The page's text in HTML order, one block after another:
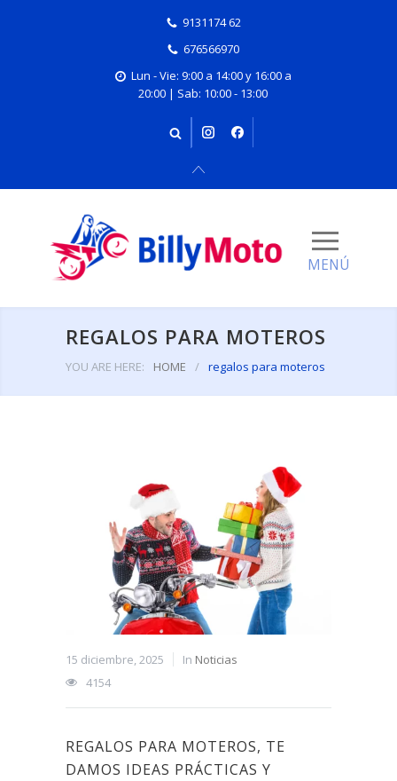
9131174 62
676566970
Lun - Vie: 9:00 a 14:00 y 16:00 a
20:00 | Sab: 10:00 - 13:00
REGALOS PARA MOTEROS
YOU ARE HERE: HOME / regalos para moteros
15 diciembre, 2025 In Noticias
4154
REGALOS PARA MOTEROS, TE
DAMOS IDEAS PRÁCTICAS Y